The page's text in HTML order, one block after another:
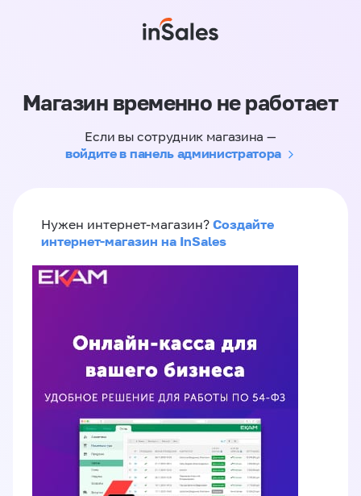
Магазин временно не работает
Если вы сотрудник магазина —
войдите в панель администратора
Нужен интернет-магазин? Создайте
интернет-магазин на InSales